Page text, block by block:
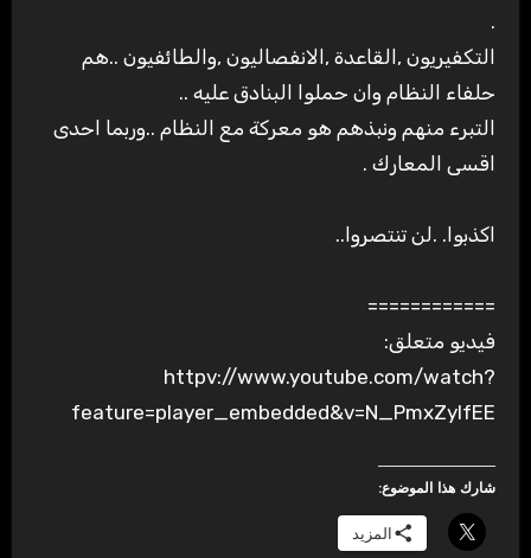
.
التكفيريون ,القاعدة ,الانفصاليون ,والطائفيون ..هم
حلفاء النظام وان حملوا البنادق عليه ..
التبرء منهم ونبذهم هو معركة مع النظام ..وربما احدى
اقسى المعارك .
اكذبوا. .لن تنتصروا..
============
فيديو متعلق:
httpv://www.youtube.com/watch?
feature=player_embedded&v=N_PmxZyIfEE
شارك هذا الموضوع:
المزيد